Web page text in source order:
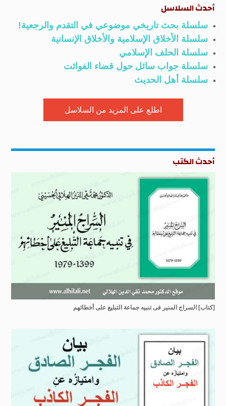
أحدث السلاسل
سلسلة بحث تاريخي موضوعي في التقدم والرجعية!
سلسلة الأخلاق الإسلامية والأخلاق الإنسانية
سلسلة الحلف الإسلامي
سلسلة جواب سائل حول قضاء الفوائت
سلسلة أهل الحديث
اطلع على المزيد من السلاسل
أحدث الكتب
[كتاب] السراج المنير فى تنبيه جماعة التبليغ على أخطائهم